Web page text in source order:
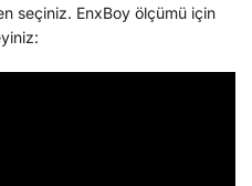
seçiniz. EnxBoy ölçümü için